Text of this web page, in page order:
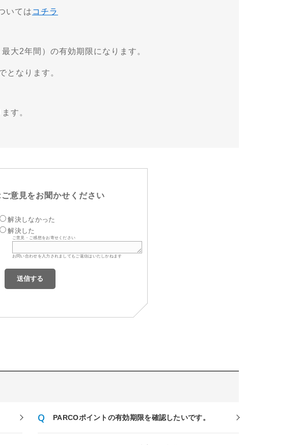
いては コチラ
大2年間）の有効期限になります。
となります。
す。
意見をお聞かせください
解決しなかった
解決した
ご意見・ご感想をお寄せください
お問い合わせを入力されましてもご返信はいたしかねます
PARCOポイントの有効期限を確認したいです。